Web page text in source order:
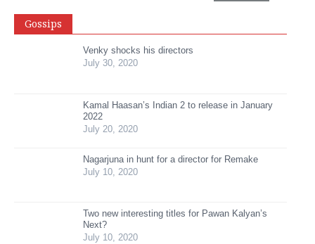
Gossips
Venky shocks his directors
July 30, 2020
Kamal Haasan’s Indian 2 to release in January
2022
July 20, 2020
Nagarjuna in hunt for a director for Remake
July 10, 2020
Two new interesting titles for Pawan Kalyan’s
Next?
July 10, 2020